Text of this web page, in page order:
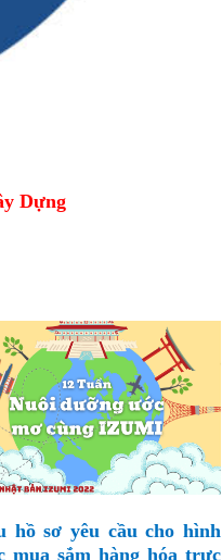
Dựng
hồ sơ yêu cầu cho hình
mua sắm hàng hóa trực